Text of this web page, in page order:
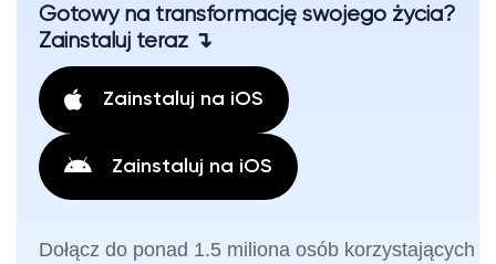
Gotowy na transformację swojego życia?
Zainstaluj teraz ↴
Zainstaluj na iOS
Zainstaluj na iOS
Dołącz do ponad 1.5 miliona osób korzystających